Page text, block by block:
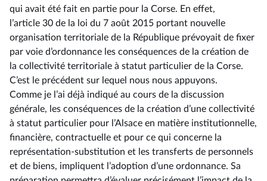
qui avait été fait en partie pour la Corse. En effet,
l’article 30 de la loi du 7 août 2015 portant nouvelle
organisation territoriale de la République prévoyait de fixer
par voie d’ordonnance les conséquences de la création de
la collectivité territoriale à statut particulier de la Corse.
C’est le précédent sur lequel nous nous appuyons.
Comme je l’ai déjà indiqué au cours de la discussion
générale, les conséquences de la création d’une collectivité
à statut particulier pour l’Alsace en matière institutionnelle,
financière, contractuelle et pour ce qui concerne la
représentation-substitution et les transferts de personnels
et de biens, impliquent l’adoption d’une ordonnance. Sa